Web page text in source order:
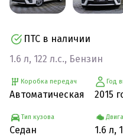
ПТС в наличии
1.6 л, 122 л.с., Бензин
Коробка передач
Автоматическая
Тип кузова
Седан
Год
2015
1.6 л,